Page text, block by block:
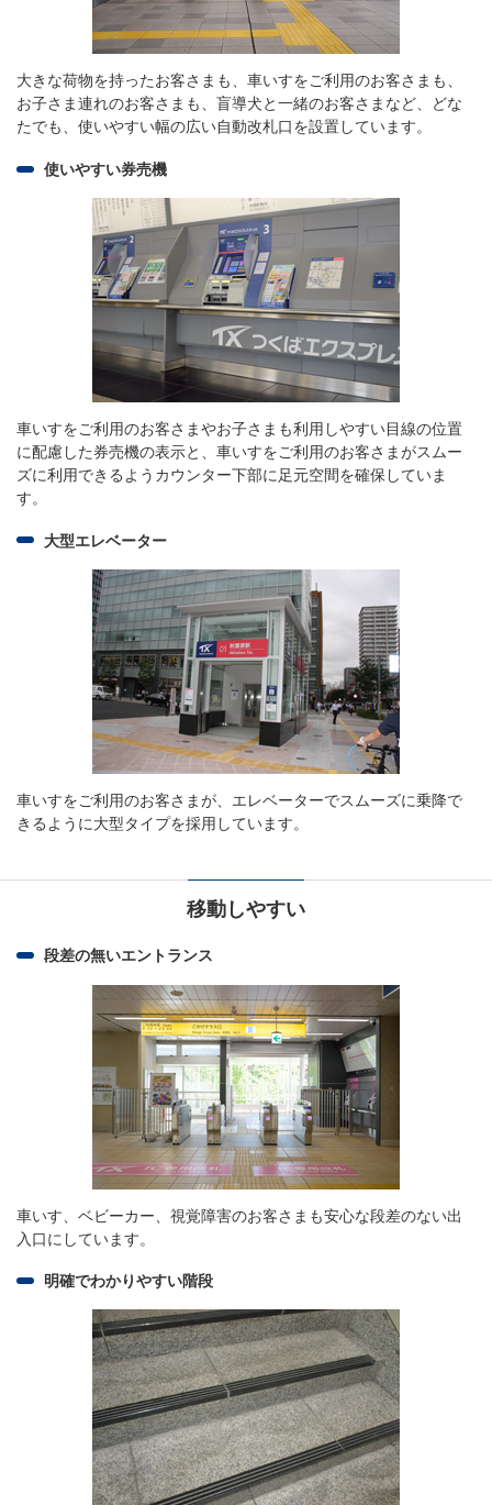
大きな荷物を持ったお客さまも、車いすをご利用のお客さまも、
お子さま連れのお客さまも、盲導犬と一緒のお客さまなど、どな
たでも、使いやすい幅の広い自動改札口を設置しています。
使いやすい券売機
車いすをご利用のお客さまやお子さまも利用しやすい目線の位置
に配慮した券売機の表示と、車いすをご利用のお客さまがスムー
ズに利用できるようカウンター下部に足元空間を確保していま
す。
大型エレベーター
車いすをご利用のお客さまが、エレベーターでスムーズに乗降で
きるように大型タイプを採用しています。
移動しやすい
段差の無いエントランス
車いす、ベビーカー、視覚障害のお客さまも安心な段差のない出
入口にしています。
明確でわかりやすい階段